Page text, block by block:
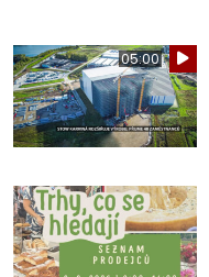
05:00